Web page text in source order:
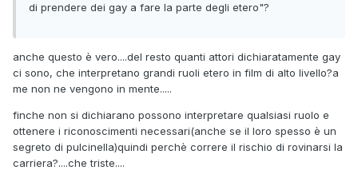
di prendere dei gay a fare la parte degli etero"?
anche questo è vero....del resto quanti attori dichiaratamente gay
ci sono, che interpretano grandi ruoli etero in film di alto livello?a
me non ne vengono in mente.....
finche non si dichiarano possono interpretare qualsiasi ruolo e
ottenere i riconoscimenti necessari(anche se il loro spesso è un
segreto di pulcinella)quindi perchè correre il rischio di rovinarsi la
carriera?....che triste....